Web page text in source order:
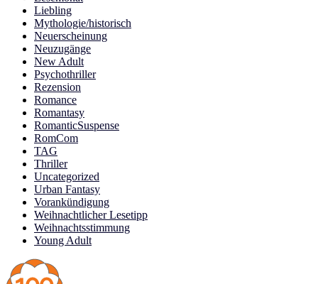
Liebling
Mythologie/historisch
Neuerscheinung
Neuzugänge
New Adult
Psychothriller
Rezension
Romance
Romantasy
RomanticSuspense
RomCom
TAG
Thriller
Uncategorized
Urban Fantasy
Vorankündigung
Weihnachtlicher Lesetipp
Weihnachtsstimmung
Young Adult